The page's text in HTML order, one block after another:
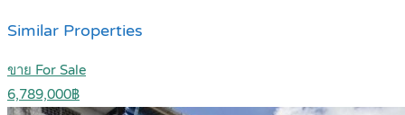
Similar Properties
ขาย For Sale
6,789,000฿